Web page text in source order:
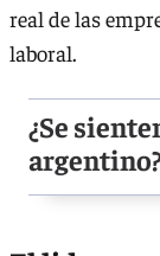
real de las
laboral.
¿Se